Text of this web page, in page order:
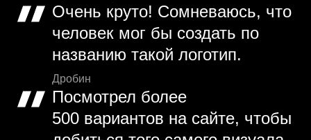
Очень круто! Сомневаюсь, что
человек мог бы создать по
названию такой логотип.
Дробин
Посмотрел более
500 вариантов на сайте, чтобы